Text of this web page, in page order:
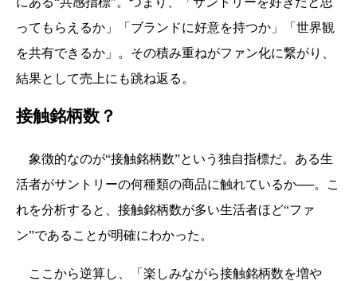
ってもらえるか」「ブランドに好意を持つか」「世界観
を共有できるか」。その積み重ねがファン化に繋がり、
結果として売上にも跳ね返る。
接触銘柄数？
象徴的なのが“接触銘柄数”という独自指標だ。 ある生
活者がサントリーの何種類の商品に触れているか──。こ
れを分析すると、接触銘柄数が多い生活者ほど“ファ
ン”であることが明確にわかった。
ここから逆算し、「楽しみながら接触銘柄数を増や